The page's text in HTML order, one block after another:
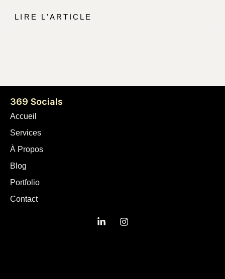
LIRE L'ARTICLE
369 Socials
Accueil
Services
À Propos
Blog
Portfolio
Contact